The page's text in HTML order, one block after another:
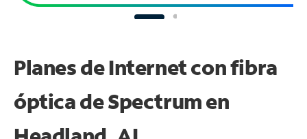
Planes de Internet con fibra
óptica de Spectrum en